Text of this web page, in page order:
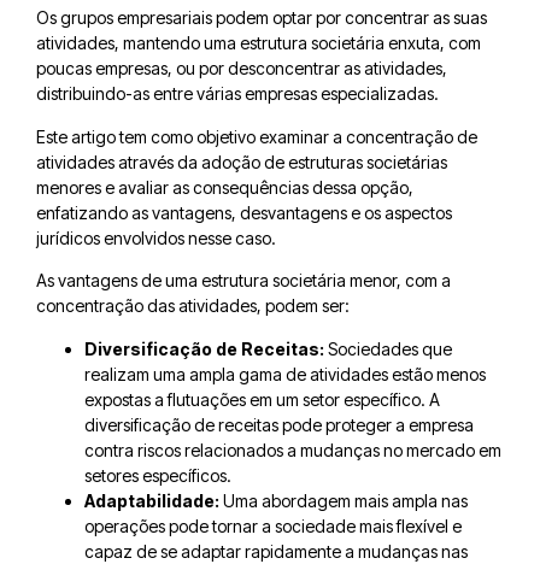
Os grupos empresariais podem optar por concentrar as suas
atividades, mantendo uma estrutura societária enxuta, com
poucas empresas, ou por desconcentrar as atividades,
distribuindo-as entre várias empresas especializadas.
Este artigo tem como objetivo examinar a concentração de
atividades através da adoção de estruturas societárias
menores e avaliar as consequências dessa opção,
enfatizando as vantagens, desvantagens e os aspectos
jurídicos envolvidos nesse caso.
As vantagens de uma estrutura societária menor, com a
concentração das atividades, podem ser:
Diversificação de Receitas: Sociedades que
realizam uma ampla gama de atividades estão menos
expostas a flutuações em um setor específico. A
diversificação de receitas pode proteger a empresa
contra riscos relacionados a mudanças no mercado em
setores específicos.
Adaptabilidade: Uma abordagem mais ampla nas
operações pode tornar a sociedade mais flexível e
capaz de se adaptar rapidamente a mudanças nas